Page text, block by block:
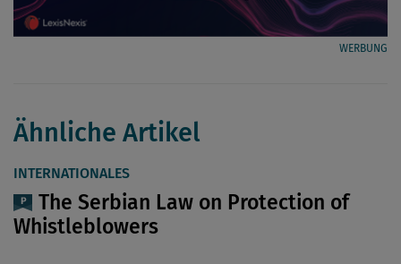
WERBUNG
Ähnliche Artikel
INTERNATIONALES
The Serbian Law on Protection of
Whistleblowers